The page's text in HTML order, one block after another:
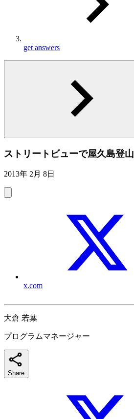
get answers
ストリートビューで屋久島登山
2013年 2月 8日
x.com
大倉 若葉
プログラムマネージャー
Share